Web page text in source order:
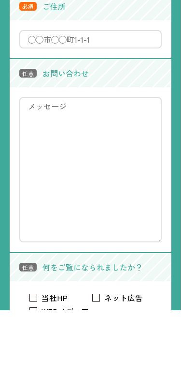
必須 ご住所
任意 お問い合わせ
任意 何をご覧になられましたか？
当社HP
ネット広告
WEBメディア